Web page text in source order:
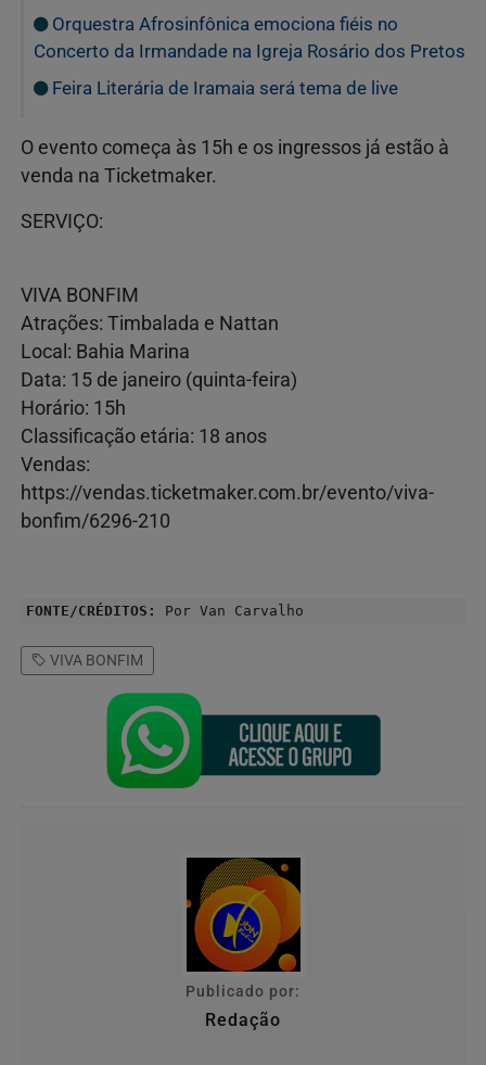
Orquestra Afrosinfônica emociona fiéis no
Concerto da Irmandade na Igreja Rosário dos Pretos
Feira Literária de Iramaia será tema de live
O evento começa às 15h e os ingressos já estão à
venda na Ticketmaker.
SERVIÇO:
VIVA BONFIM
Atrações: Timbalada e Nattan
Local: Bahia Marina
Data: 15 de janeiro (quinta-feira)
Horário: 15h
Classificação etária: 18 anos
Vendas:
https://vendas.ticketmaker.com.br/evento/viva-
bonfim/6296-210
FONTE/CRÉDITOS: Por Van Carvalho
VIVA BONFIM
Publicado por:
Redação